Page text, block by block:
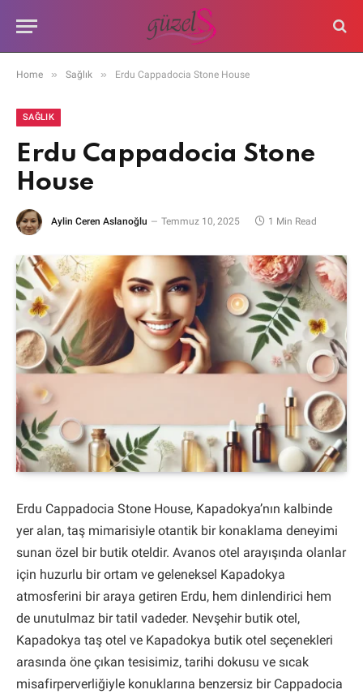
Home » Sağlık » Erdu Cappadocia Stone House
SAĞLIK
Erdu Cappadocia Stone
House
Aylin Ceren Aslanoğlu Temmuz 10, 2025 1 Min Read
Erdu Cappadocia Stone House, Kapadokya’nın kalbinde
yer alan, taş mimarisiyle otantik bir konaklama deneyimi
sunan özel bir butik oteldir. Avanos otel arayışında olanlar
için huzurlu bir ortam ve geleneksel Kapadokya
atmosferini bir araya getiren Erdu, hem dinlendirici hem
de unutulmaz bir tatil vadeder. Nevşehir butik otel,
Kapadokya taş otel ve Kapadokya butik otel seçenekleri
arasında öne çıkan tesisimiz, tarihi dokusu ve sıcak
misafirperverliğiyle konuklarına benzersiz bir Cappadocia